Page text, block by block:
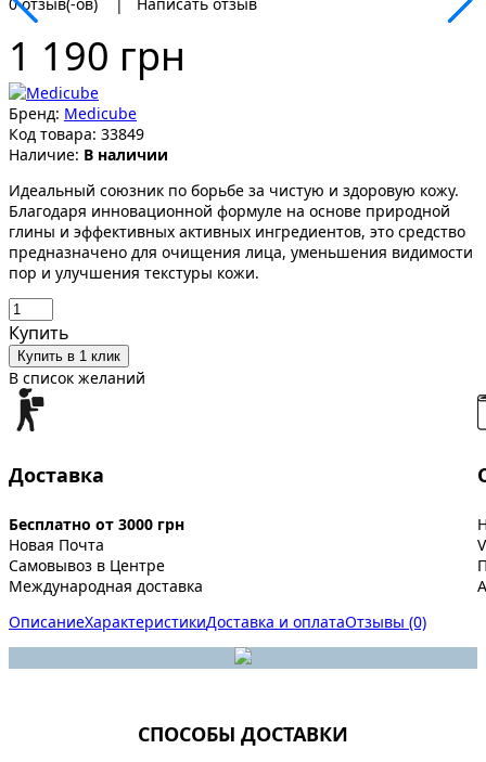
1 190 грн
Бренд: Medicube
Код товара: 33849
Наличие: В наличии
Идеальный союзник по борьбе за чистую и здоровую кожу.
Благодаря инновационной формуле на основе природной
глины и эффективных активных ингредиентов, это средство
предназначено для очищения лица, уменьшения видимости
пор и улучшения текстуры кожи.
Купить
Купить в 1 клик
В список желаний
Доставка
Бесплатно от 3000 грн
Новая Почта
Самовывоз в Центре
Международная доставка
ОписаниеХарактеристикиДоставка и оплатаОтзывы (0)
СПОСОБЫ ДОСТАВКИ